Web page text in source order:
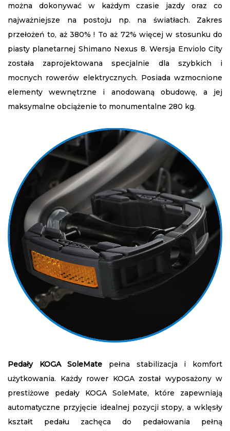
można dokonywać w każdym czasie jazdy oraz co
najważniejsze na postoju np. na światłach. Zakres
przełożeń to, aż 380% ! To aż 72% więcej w stosunku do
piasty planetarnej Shimano Nexus 8. Wersja Enviolo City
została zaprojektowana specjalnie dla szybkich i
mocnych rowerów elektrycznych. Posiada wzmocnione
elementy wewnętrzne i anodowaną obudowę, a jej
maksymalne obciążenie to monumentalne 280 kg.
Pedały KOGA SoleMate pełna stabilizacja i komfort
użytkowania. Każdy rower KOGA został wyposażony w
prestiżowe pedały KOGA SoleMate, które zapewniają
automatyczne przyjęcie idealnej pozycji stopy, a wklęsły
kształt pedału zachęca do pedałowania pełną